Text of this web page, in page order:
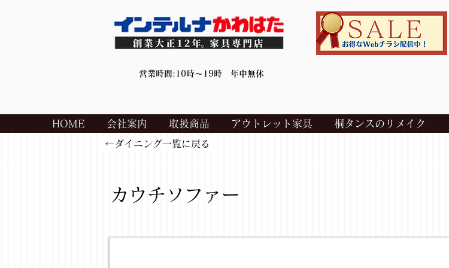
営業時間:10時～19時 年中無休
HOME 会社案内 取扱商品 アウトレット家具 桐タンスのリメイク
←ダイニング一覧に戻る
カウチソファー